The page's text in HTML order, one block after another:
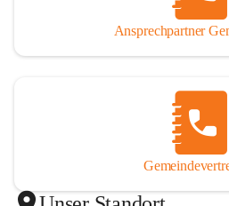
Ansprechpartner